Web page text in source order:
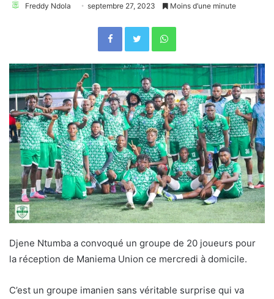
Freddy Ndola septembre 27, 2023 Moins d’une minute
FacebookTwitterWhatsApp
Djene Ntumba a convoqué un groupe de 20 joueurs pour
la réception de Maniema Union ce mercredi à domicile.
C’est un groupe imanien sans véritable surprise qui va